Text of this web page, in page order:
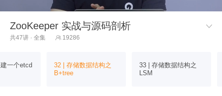
ZooKeeper 实战与源码剖析 
共47讲 · 全集  19286
一个etcd
32 | 存储数据结构之
B+tree
33 | 存储数据结构之
LSM